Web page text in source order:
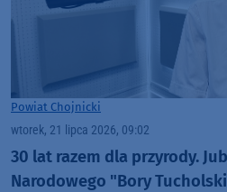
Powiat Chojnicki
wtorek, 21 lipca 2026, 09:02
30 lat razem dla przyrody.
Narodowego "Bory